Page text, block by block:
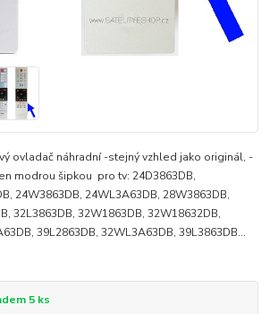
ovladač náhradní -stejný vzhled jako originál, -
modrou šipkou pro tv: 24D3863DB,
24W3863DB, 24WL3A63DB, 28W3863DB,
32L3863DB, 32W1863DB, 32W18632DB,
39L2863DB, 32WL3A63DB, 39L3863DB...
5 ks